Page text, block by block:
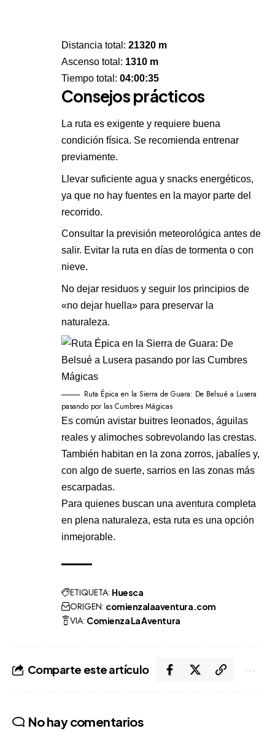
Distancia total: 21320 m
Ascenso total: 1310 m
Tiempo total: 04:00:35
Consejos prácticos
La ruta es exigente y requiere buena
condición física. Se recomienda entrenar
previamente.
Llevar suficiente agua y snacks energéticos,
ya que no hay fuentes en la mayor parte del
recorrido.
Consultar la previsión meteorológica antes de
salir. Evitar la ruta en días de tormenta o con
nieve.
No dejar residuos y seguir los principios de
«no dejar huella» para preservar la
naturaleza.
Ruta Épica en la Sierra de Guara: De Belsué a Lusera
pasando por las Cumbres Mágicas
Es común avistar buitres leonados, águilas
reales y alimoches sobrevolando las crestas.
También habitan en la zona zorros, jabalíes y,
con algo de suerte, sarrios en las zonas más
escarpadas.
Para quienes buscan una aventura completa
en plena naturaleza, esta ruta es una opción
inmejorable.
ETIQUETA: Huesca
ORIGEN: comienzalaaventura.com
VIA: Comienza La Aventura
Comparte este artículo
No hay comentarios